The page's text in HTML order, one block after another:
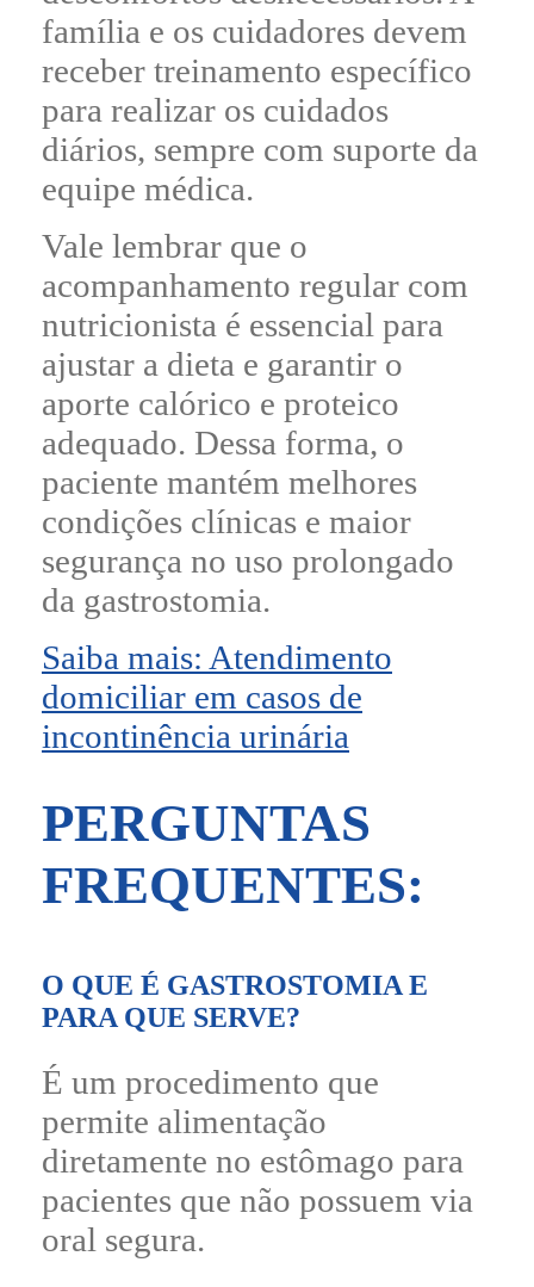
família e os cuidadores devem
receber treinamento específico
para realizar os cuidados
diários, sempre com suporte da
equipe médica.
Vale lembrar que o
acompanhamento regular com
nutricionista é essencial para
ajustar a dieta e garantir o
aporte calórico e proteico
adequado. Dessa forma, o
paciente mantém melhores
condições clínicas e maior
segurança no uso prolongado
da gastrostomia.
Saiba mais: Atendimento
domiciliar em casos de
incontinência urinária
PERGUNTAS
FREQUENTES:
O QUE É GASTROSTOMIA E
PARA QUE SERVE?
É um procedimento que
permite alimentação
diretamente no estômago para
pacientes que não possuem via
oral segura.